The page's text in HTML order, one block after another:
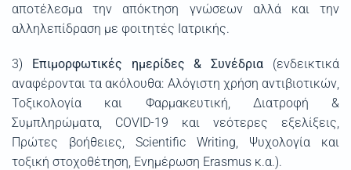
αποτέλεσμα την απόκτηση γνώσεων αλλά και την
αλληλεπίδραση με φοιτητές Ιατρικής.
3) Επιμορφωτικές ημερίδες & Συνέδρια (ενδεικτικά
αναφέρονται τα ακόλουθα: Αλόγιστη χρήση αντιβιοτικών,
Τοξικολογία και Φαρμακευτική, Διατροφή &
Συμπληρώματα, COVID-19 και νεότερες εξελίξεις,
Πρώτες βοήθειες, Scientific Writing, Ψυχολογία και
τοξική στοχοθέτηση, Ενημέρωση Erasmus κ.α.).